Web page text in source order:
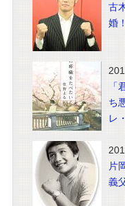
古
婚
「
ち
レ
片
義